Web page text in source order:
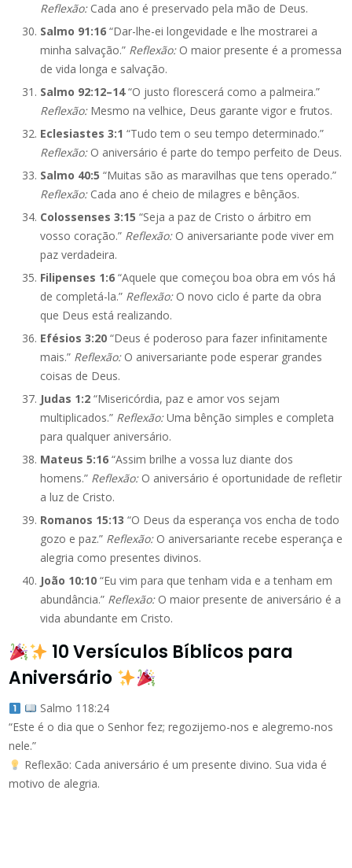
Reflexão:Cada ano é preservado pela mão de Deus.
Salmo 91:16 “Dar-lhe-ei longevidade e lhe mostrarei a
minha salvação.” Reflexão:O maior presente é a promessa
de vida longa e salvação.
Salmo 92:12–14“O justo florescerá como a palmeira.”
Reflexão:Mesmo na velhice, Deus garante vigor e frutos.
Eclesiastes 3:1 “Tudo tem o seu tempo determinado.”
Reflexão:O aniversário é parte do tempo perfeito de Deus.
Salmo 40:5 “Muitas são as maravilhas que tens operado.”
Reflexão:Cada ano é cheio de milagres e bênçãos.
Colossenses 3:15 “Seja a paz de Cristo o árbitro em
vosso coração.” Reflexão:O aniversariante pode viver em
paz verdadeira.
Filipenses 1:6 “Aquele que começou boa obra em vós há
de completá-la.” Reflexão:O novo ciclo é parte da obra
que Deus está realizando.
Efésios 3:20 “Deus é poderoso para fazer infinitamente
mais.” Reflexão:O aniversariante pode esperar grandes
coisas de Deus.
Judas 1:2 “Misericórdia, paz e amor vos sejam
multiplicados.” Reflexão:Uma bênção simples e completa
para qualquer aniversário.
Mateus 5:16 “Assim brilhe a vossa luz diante dos
homens.” Reflexão:O aniversário é oportunidade de refletir
a luz de Cristo.
Romanos 15:13 “O Deus da esperança vos encha de todo
gozo e paz.” Reflexão:O aniversariante recebe esperança e
alegria como presentes divinos.
João 10:10 “Eu vim para que tenham vida e a tenham em
abundância.” Reflexão:O maior presente de aniversário é a
vida abundante em Cristo.
10 Versículos Bíblicos para
Aniversário
Salmo 118:24
“Este é o dia que o Senhor fez; regozijemo-nos e alegremo-nos
nele.”
Reflexão: Cada aniversário é um presente divino. Sua vida é
motivo de alegria.